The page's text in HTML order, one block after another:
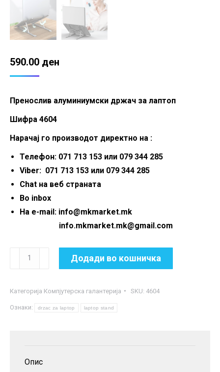
590.00 ден
Пренослив алуминиумски држач за лаптоп
Шифра 4604
Нарачај го производот директно на :
Телефон: 071 713 153 или 079 344 285
Viber: 071 713 153 или 079 344 285
Chat на веб страната
Во inbox
На e-mail: info@mkmarket.mk
info.mkmarket.mk@gmail.com
Пренослив
алуминиумски
за
лаптоп
Додади во кошничка
Категорија Компјутерска галантерија SKU: 4604
Ознаки: drzac za laptop laptop stand
Опис